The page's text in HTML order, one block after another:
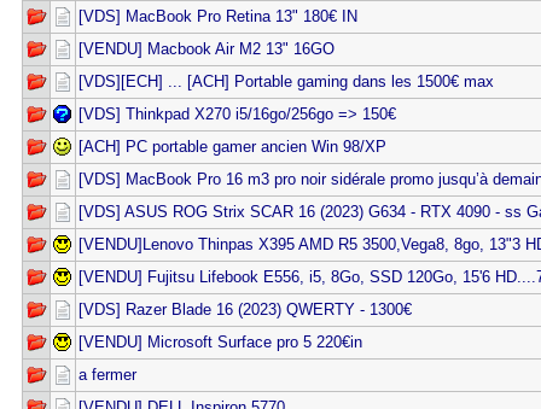
[VDS] MacBook Pro Retina 13" 180€ IN
[VENDU] Macbook Air M2 13" 16GO
[VDS][ECH] ... [ACH] Portable gaming dans les 1500€ max
[VDS] Thinkpad X270 i5/16go/256go => 150€
[ACH] PC portable gamer ancien Win 98/XP
[VDS] MacBook Pro 16 m3 pro noir sidérale promo jusqu’à
[VDS] ASUS ROG Strix SCAR 16 (2023) G634 - RTX 4090 - ss
[VENDU]Lenovo Thinpas X395 AMD R5 3500,Vega8, 8go, 13"3
[VENDU] Fujitsu Lifebook E556, i5, 8Go, SSD 120Go, 15'6
[VDS] Razer Blade 16 (2023) QWERTY - 1300€
[VENDU] Microsoft Surface pro 5 220€in
a fermer